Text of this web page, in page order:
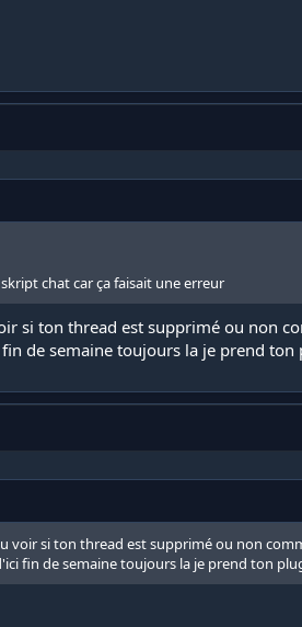
chat car ça faisait une erreur
si ton thread est supprimé ou non
de semaine toujours la je prend ton
voir si ton thread est supprimé ou non
fin de semaine toujours la je prend ton